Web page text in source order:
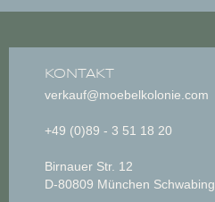
KONTAKT
verkauf@moebelkolonie.com
+49 (0)89 - 3 51 18 20
Birnauer Str. 12
D-80809 München Schwabing